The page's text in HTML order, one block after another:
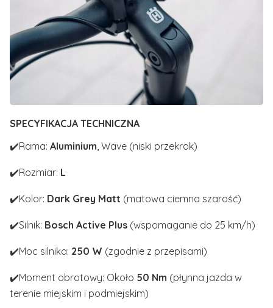
SPECYFIKACJA TECHNICZNA
✔️Rama: Aluminium, Wave (niski przekrok)
✔️Rozmiar: L
✔️Kolor: Dark Grey Matt (matowa ciemna szarość)
✔️Silnik: Bosch Active Plus (wspomaganie do 25 km/h)
✔️Moc silnika: 250 W (zgodnie z przepisami)
✔️Moment obrotowy: Około 50 Nm (płynna jazda w
terenie miejskim i podmiejskim)